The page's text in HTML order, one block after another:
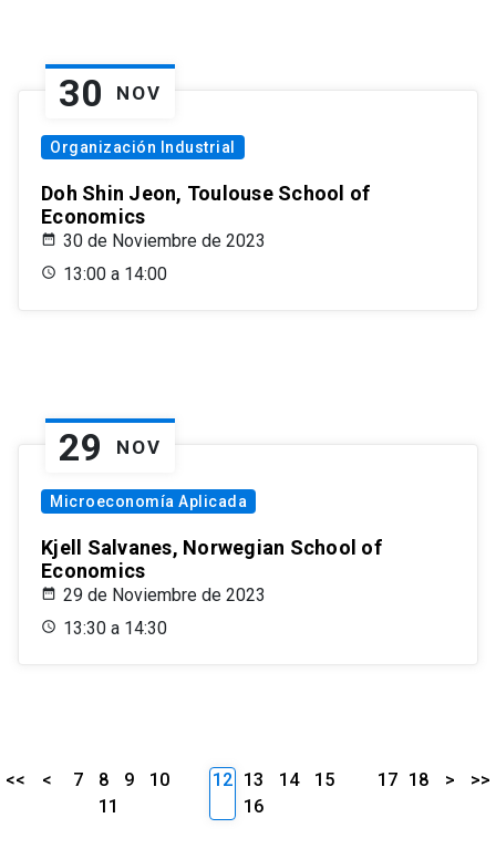
30 NOV
Organización Industrial
Doh Shin Jeon, Toulouse School of
Economics
30 de Noviembre de 2023
13:00 a 14:00
29 NOV
Microeconomía Aplicada
Kjell Salvanes, Norwegian School of
Economics
29 de Noviembre de 2023
13:30 a 14:30
<< < 7 8 9
10
11
12 13 14
15
16
17 18 > >>